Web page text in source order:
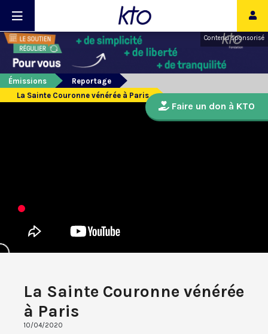
Contenu sponsorisé
Émissions
Reportage
La Sainte Couronne vénérée à Paris
La Sainte Couronne vénérée
à Paris
10/04/2020
Faire un don à KTO